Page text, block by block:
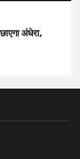
अंधेरा,